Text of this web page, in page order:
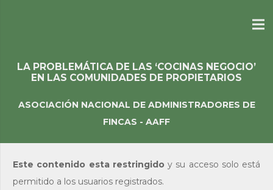
LA PROBLEMÁTICA DE LAS ‘COCINAS NEGOCIO’
EN LAS COMUNIDADES DE PROPIETARIOS
ASOCIACIÓN NACIONAL DE ADMINISTRADORES DE
FINCAS - AAFF
Este contenido esta restringido y su acceso solo está
permitido a los usuarios registrados.